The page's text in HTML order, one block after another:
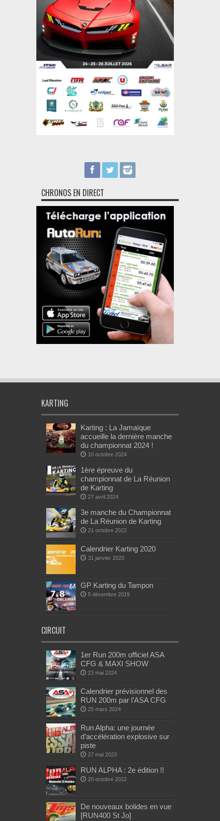
CHRONOS EN DIRECT
KARTING
Karting : La Jamaïque
accueille la dernière manche
du championnat 2024 !
10 octobre 2024
1ère épreuve du
championnat de La Réunion
de Karting
27 avril 2024
3e manche du Championnat
de La Réunion de Karting
21 octobre 2022
Calendrier Karting 2020
31 janvier 2020
GP Karting du Tampon
5 décembre 2019
CIRCUIT
1er Run 200m officiel ASA
CFG & MAXI SHOW
23 mai 2024
Calendrier prévisionnel des
RUN 200m par l’ASA CFG
25 mars 2024
Run Alpha: une journée
d’accélération explosive sur
piste
27 mai 2023
RUN ALPHA : 2e édition !!
20 octobre 2022
De nouveaux bolides en vue
[RUN400 St Jo]